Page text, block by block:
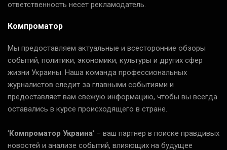
ответственность несет рекламодатель.
Компроматор
Мы предоставляем актуальные и всесторонние обзоры
событий, политики, экономики, культуры и других сфер
жизни Украины. Наша команда профессиональных
журналистов следит за главными событиями и
предоставляет вам свежую информацию, чтобы вы всегда
оставались в курсе происходящего в стране.
‘Компроматор Украина‘ – ваш партнер в поиске правдивых
новостей и анализе событий, влияющих на будущее